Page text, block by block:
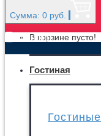
Сумма: 0 руб.
В корзине пусто!
МЕНЮ
Гостиная
Гостиные